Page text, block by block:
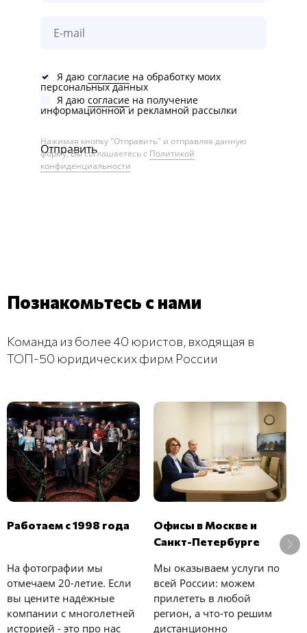
Я даю согласие на обработку моих
персональных данных
Я даю согласие на получение
информационной и рекламной рассылки
Отправить
Нажимая кнопку "Отправить" и отправляя данную
форму, Вы соглашаетесь с Политикой
конфиденциальности
Познакомьтесь с нами
Команда из более 40 юристов, входящая в
ТОП-50 юридических фирм России
Работаем с 1998 года
На фотографии мы
отмечаем 20-летие. Если
вы цените надёжные
компании с многолетней
историей - это про нас
Офисы в Москве и
Санкт-Петербурге
Мы оказываем услуги по
всей России: можем
прилететь в любой
регион, а что-то решим
дистанционно